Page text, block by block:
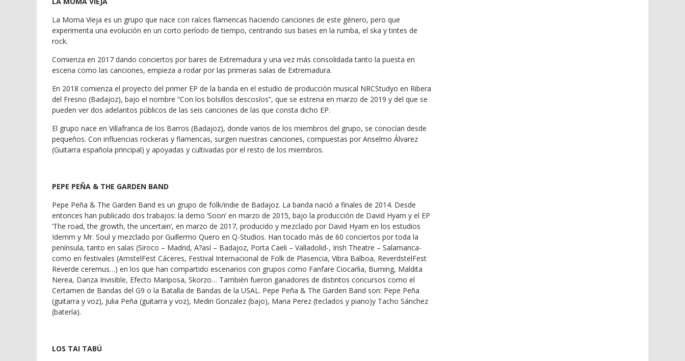
La Moma Vieja es un grupo que nace con raíces flamencas haciendo canciones de este género, pero que
experimenta una evolución en un corto período de tiempo, centrando sus bases en la rumba, el ska y tintes de
rock.
Comienza en 2017 dando conciertos por bares de Extremadura y una vez más consolidada tanto la puesta en
escena como las canciones, empieza a rodar por las primeras salas de Extremadura.
En 2018 comienza el proyecto del primer EP de la banda en el estudio de producción musical NRCStudyo en Ribera
del Fresno (Badajoz), bajo el nombre “Con los bolsillos descosíos”, que se estrena en marzo de 2019 y del que se
pueden ver dos adelantos públicos de las seis canciones de las que consta dicho EP.
El grupo nace en Villafranca de los Barros (Badajoz), donde varios de los miembros del grupo, se conocían desde
pequeños. Con influencias rockeras y flamencas, surgen nuestras canciones, compuestas por Anselmo Álvarez
(Guitarra española principal) y apoyadas y cultivadas por el resto de los miembros.
PEPE PEÑA & THE GARDEN BAND
Pepe Peña & The Garden Band es un grupo de folk/indie de Badajoz. La banda nació a finales de 2014. Desde
entonces han publicado dos trabajos: la demo ‘Soon’ en marzo de 2015, bajo la producción de David Hyam y el EP
‘The road, the growth, the uncertain’, en marzo de 2017, producido y mezclado por David Hyam en los estudios
Idemm y Mr. Soul y mezclado por Guillermo Quero en Q-Studios. Han tocado más de 60 conciertos por toda la
península, tanto en salas (Siroco – Madrid, A?así – Badajoz, Porta Caeli – Valladolid-, Irish Theatre – Salamanca-
como en festivales (AmstelFest Cáceres, Festival Internacional de Folk de Plasencia, Vibra Balboa, ReverdstelFest
Reverde ceremus…) en los que han compartido escenarios con grupos como Fanfare Ciocarlia, Burning, Maldita
Nerea, Danza Invisible, Efecto Mariposa, Skorzo… También fueron ganadores de distintos concursos como el
Certamen de Bandas del G9 o la Batalla de Bandas de la USAL. Pepe Peña & The Garden Band son: Pepe Peña
(guitarra y voz), Julia Peña (guitarra y voz), Medin Gonzalez (bajo), Maria Perez (teclados y piano)y Tacho Sánchez
(batería).
LOS TAI TABÚ